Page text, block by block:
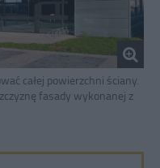
całej powierzchni ściany.
fasady wykonanej z